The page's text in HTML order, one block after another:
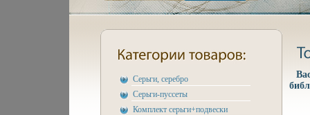
Серьги, серебро
Серьги-пуссеты
Комплект серьги+подвески